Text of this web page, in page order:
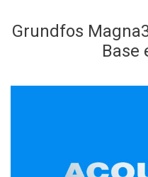
Grundfos
Base